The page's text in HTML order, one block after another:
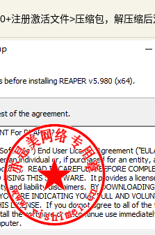
注册激活文件>压缩包，解压缩